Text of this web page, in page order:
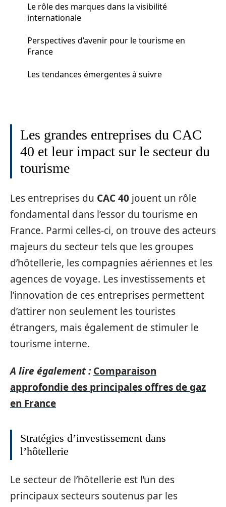
Le rôle des marques dans la visibilité
internationale
Perspectives d’avenir pour le tourisme en
France
Les tendances émergentes à suivre
Les grandes entreprises du CAC
40 et leur impact sur le secteur du
tourisme
Les entreprises du CAC 40 jouent un rôle
fondamental dans l’essor du tourisme en
France. Parmi celles-ci, on trouve des acteurs
majeurs du secteur tels que les groupes
d’hôtellerie, les compagnies aériennes et les
agences de voyage. Les investissements et
l’innovation de ces entreprises permettent
d’attirer non seulement les touristes
étrangers, mais également de stimuler le
tourisme interne.
A lire également : Comparaison
approfondie des principales offres de gaz
en France
Stratégies d’investissement dans
l’hôtellerie
Le secteur de l’hôtellerie est l’un des
principaux secteurs soutenus par les